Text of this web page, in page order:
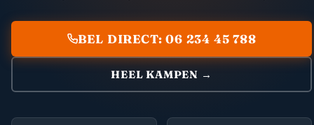
BEL DIRECT: 06 234 45 788
HEEL KAMPEN →